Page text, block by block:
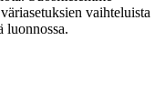
vaihteluista
luonnossa.